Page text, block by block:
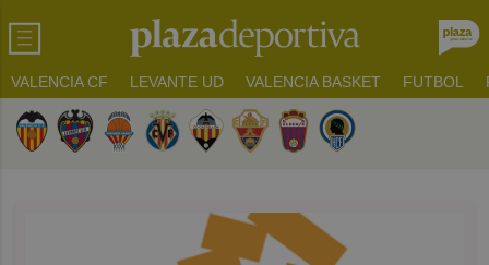
VALENCIA CF LEVANTE UD VALENCIA BASKET FUTBOL